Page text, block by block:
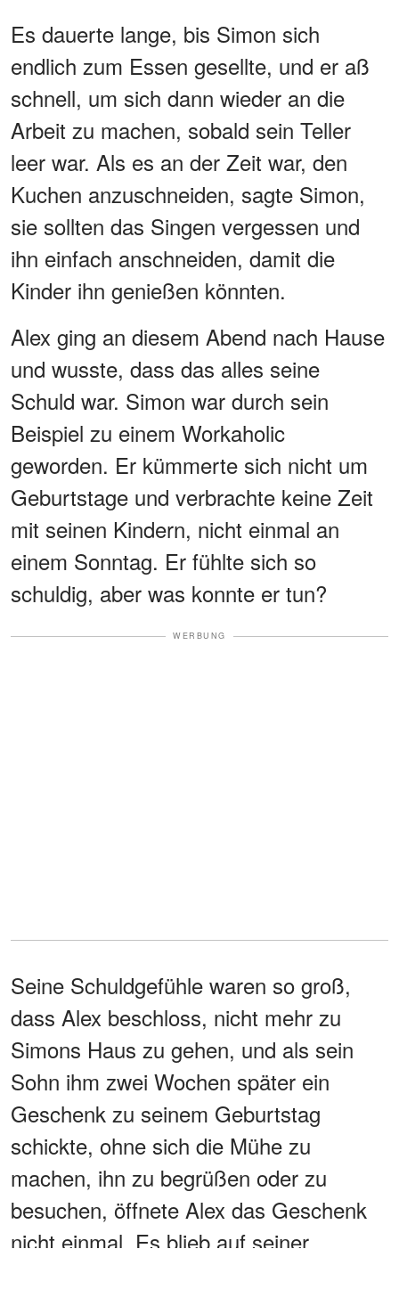
Es dauerte lange, bis Simon sich
endlich zum Essen gesellte, und er aß
schnell, um sich dann wieder an die
Arbeit zu machen, sobald sein Teller
leer war. Als es an der Zeit war, den
Kuchen anzuschneiden, sagte Simon,
sie sollten das Singen vergessen und
ihn einfach anschneiden, damit die
Kinder ihn genießen könnten.
Alex ging an diesem Abend nach Hause
und wusste, dass das alles seine
Schuld war. Simon war durch sein
Beispiel zu einem Workaholic
geworden. Er kümmerte sich nicht um
Geburtstage und verbrachte keine Zeit
mit seinen Kindern, nicht einmal an
einem Sonntag. Er fühlte sich so
schuldig, aber was konnte er tun?
WERBUNG
Seine Schuldgefühle waren so groß,
dass Alex beschloss, nicht mehr zu
Simons Haus zu gehen, und als sein
Sohn ihm zwei Wochen später ein
Geschenk zu seinem Geburtstag
schickte, ohne sich die Mühe zu
machen, ihn zu begrüßen oder zu
besuchen, öffnete Alex das Geschenk
nicht einmal. Es blieb auf seiner